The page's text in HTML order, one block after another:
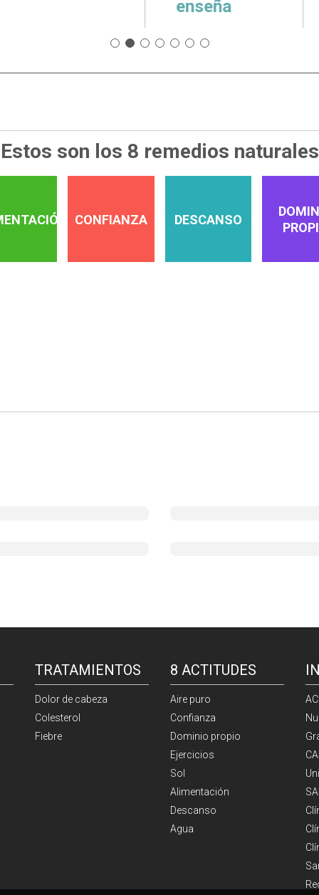
Estos son los 8 remedios naturales
CONFIANZA DESCANSO
TRATAMIENTOS
Dolor de cabeza
Colesterol
Fiebre
8 ACTITUDES
Aire puro
Confianza
Dominio propio
Ejercicios
Sol
Alimentación
Descanso
Agua